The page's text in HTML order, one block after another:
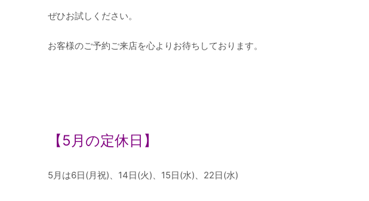
ぜひお試しください。
お客様のご予約ご来店を心よりお待ちしております。
【5 月の定休日】
5月は6日(月祝)、14日(火)、15日(水)、22日(水)